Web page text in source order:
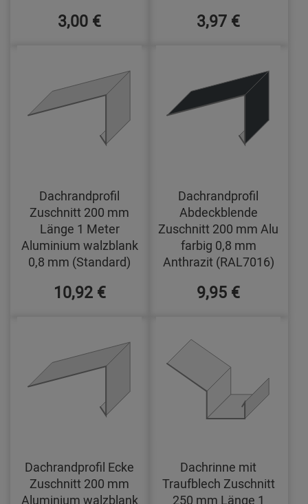
3,00 € 3,97 €
Dachrandprofil
Zuschnitt 200 mm
Länge 1 Meter
Aluminium walzblank
0,8 mm (Standard)
10,92 €
Dachrandprofil
Abdeckblende
Zuschnitt 200 mm Alu
farbig 0,8 mm
Anthrazit (RAL7016)
9,95 €
Dachrandprofil Ecke
Zuschnitt 200 mm
Aluminium walzblank
Dachrinne mit
Traufblech Zuschnitt
250 mm Länge 1